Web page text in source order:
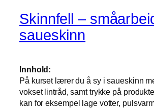
Skinnfell –
saueskinn
Innhold:
På kurset lærer du å sy i saueskinn
vokset lintråd, samt trykke på
kan for eksempel lage votter,